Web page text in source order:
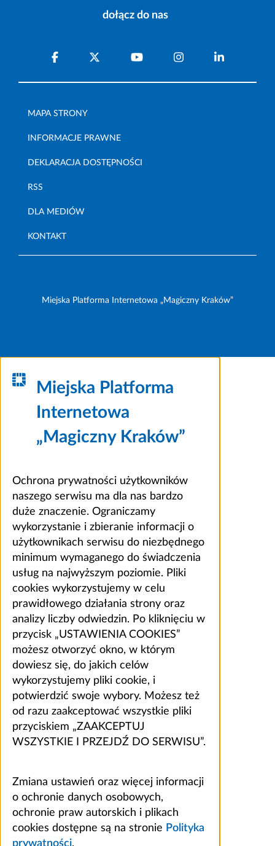
dołącz do nas
MAPA STRONY
INFORMACJE PRAWNE
DEKLARACJA DOSTĘPNOŚCI
RSS
DLA MEDIÓW
KONTAKT
Miejska Platforma Internetowa „Magiczny Kraków”
Miejska Platforma
Internetowa
„Magiczny Kraków”
Ochrona prywatności użytkowników
naszego serwisu ma dla nas bardzo
duże znaczenie. Ograniczamy
wykorzystanie i zbieranie informacji o
użytkownikach serwisu do niezbędnego
minimum wymaganego do świadczenia
usług na najwyższym poziomie. Pliki
cookies wykorzystujemy w celu
prawidłowego działania strony oraz
analizy liczby odwiedzin. Po kliknięciu w
przycisk „USTAWIENIA COOKIES”
możesz otworzyć okno, w którym
dowiesz się, do jakich celów
wykorzystujemy pliki cookie, i
potwierdzić swoje wybory. Możesz też
od razu zaakceptować wszystkie pliki
przyciskiem „ZAAKCEPTUJ
WSZYSTKIE I PRZEJDŹ DO SERWISU”.
Zmiana ustawień oraz więcej informacji
o ochronie danych osobowych,
ochronie praw autorskich i plikach
cookies dostępne są na stronie Polityka
prywatności.